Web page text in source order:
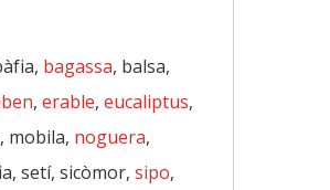
bagassa, balsa,
, erable, eucaliptus,
mobila, noguera,
setí, sicòmor, sipo,